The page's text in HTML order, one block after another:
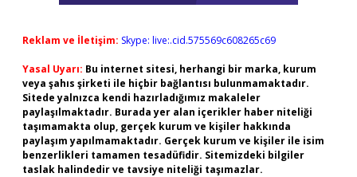
Reklam ve İletişim: Skype: live:.cid.575569c608265c69
Yasal Uyarı: Bu internet sitesi, herhangi bir marka, kurum
veya şahıs şirketi ile hiçbir bağlantısı bulunmamaktadır.
Sitede yalnızca kendi hazırladığımız makaleler
paylaşılmaktadır. Burada yer alan içerikler haber niteliği
taşımamakta olup, gerçek kurum ve kişiler hakkında
paylaşım yapılmamaktadır. Gerçek kurum ve kişiler ile isim
benzerlikleri tamamen tesadüfidir. Sitemizdeki bilgiler
taslak halindedir ve tavsiye niteliği taşımazlar.